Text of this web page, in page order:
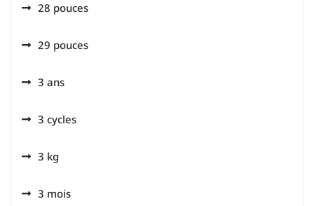
28 pouces
29 pouces
3 ans
3 cycles
3 kg
3 mois